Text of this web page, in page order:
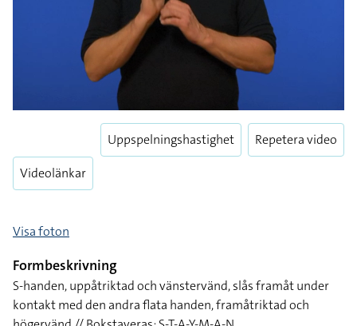
Videolänkar
Uppspelningshastighet Repetera video
Visa foton
Formbeskrivning
S-handen, uppåtriktad och vänstervänd, slås framåt under
kontakt med den andra flata handen, framåtriktad och